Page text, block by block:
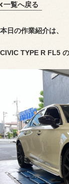
一覧へ戻る
本日の作業紹介は、
CIVIC TYPE R FL5